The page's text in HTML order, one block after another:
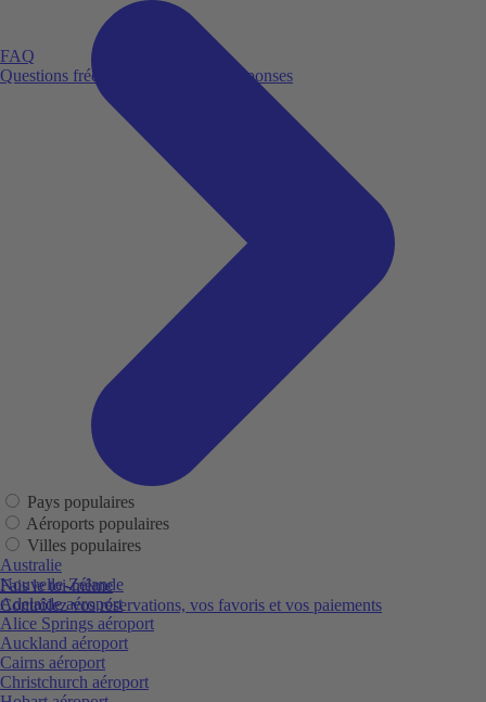
FAQ
Questions fréquemment posées et réponses
Fais le toi-même
Contrôlez vos réservations, vos favoris et vos paiements
Pays populaires
Aéroports populaires
Villes populaires
Australie
Nouvelle-Zélande
Adelaide aéroport
Alice Springs aéroport
Auckland aéroport
Cairns aéroport
Christchurch aéroport